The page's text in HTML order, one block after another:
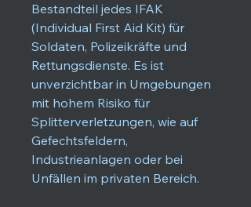
Bestandteil jedes IFAK
(Individual First Aid Kit) für
Soldaten, Polizeikräfte und
Rettungsdienste. Es ist
unverzichtbar in Umgebungen
mit hohem Risiko für
Splitterverletzungen, wie auf
Gefechtsfeldern,
Industrieanlagen oder bei
Unfällen im privaten Bereich.